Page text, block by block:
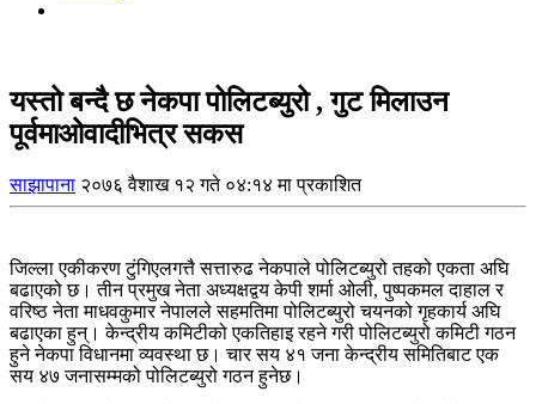
यस्तो बन्दै छ नेकपा पोलिटब्युरो , गुट मिलाउन
पूर्वमाओवादीभित्र सकस
साझापाना २०७६ वैशाख १२ गते ०४:१४ मा प्रकाशित
जिल्ला एकीकरण टुंगिएलगत्तै सत्तारुढ नेकपाले पोलिटब्युरो तहको एकता अघि
बढाएको छ। तीन प्रमुख नेता अध्यक्षद्वय केपी शर्मा ओली, पुष्पकमल दाहाल र
वरिष्ठ नेता माधवकुमार नेपालले सहमतिमा पोलिटब्युरो चयनको गृहकार्य अघि
बढाएका हुन्। केन्द्रीय कमिटीको एकतिहाइ रहने गरी पोलिटब्युरो कमिटी गठन
हुने नेकपा विधानमा व्यवस्था छ। चार सय ४१ जना केन्द्रीय समितिबाट एक
सय ४७ जनासम्मको पोलिटब्युरो गठन हुनेछ।